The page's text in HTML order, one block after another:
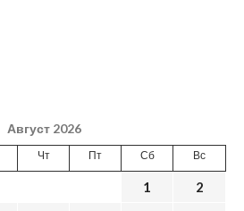
Август 2026
Чт Пт Сб Вс
1
2